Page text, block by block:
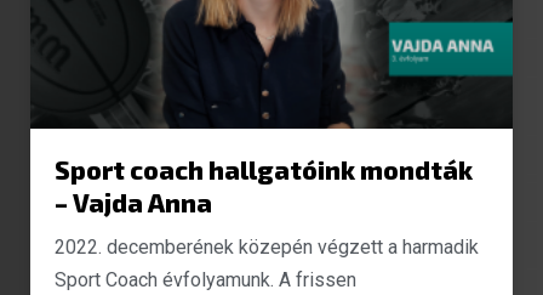
Sport coach hallgatóink mondták
– Vajda Anna
2022. decemberének közepén végzett a harmadik
Sport Coach évfolyamunk. A frissen